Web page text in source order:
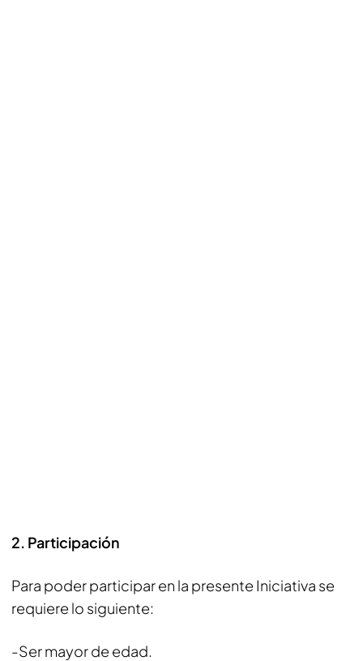
2. Participación
Para poder participar en la presente Iniciativa se
requiere lo siguiente:
-Ser mayor de edad.